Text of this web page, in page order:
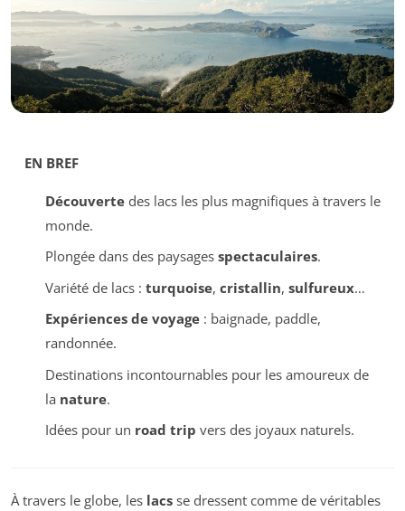
EN BREF
Découvertedes lacs les plus magnifiques à travers le
monde.
Plongée dans des paysages spectaculaires.
Variété de lacs : turquoise, cristallin, sulfureux…
Expériences de voyage: baignade, paddle,
randonnée.
Destinations incontournables pour les amoureux de
la nature.
Idées pour un road trip vers des joyaux naturels.
À travers le globe, les lacs se dressent comme de véritables